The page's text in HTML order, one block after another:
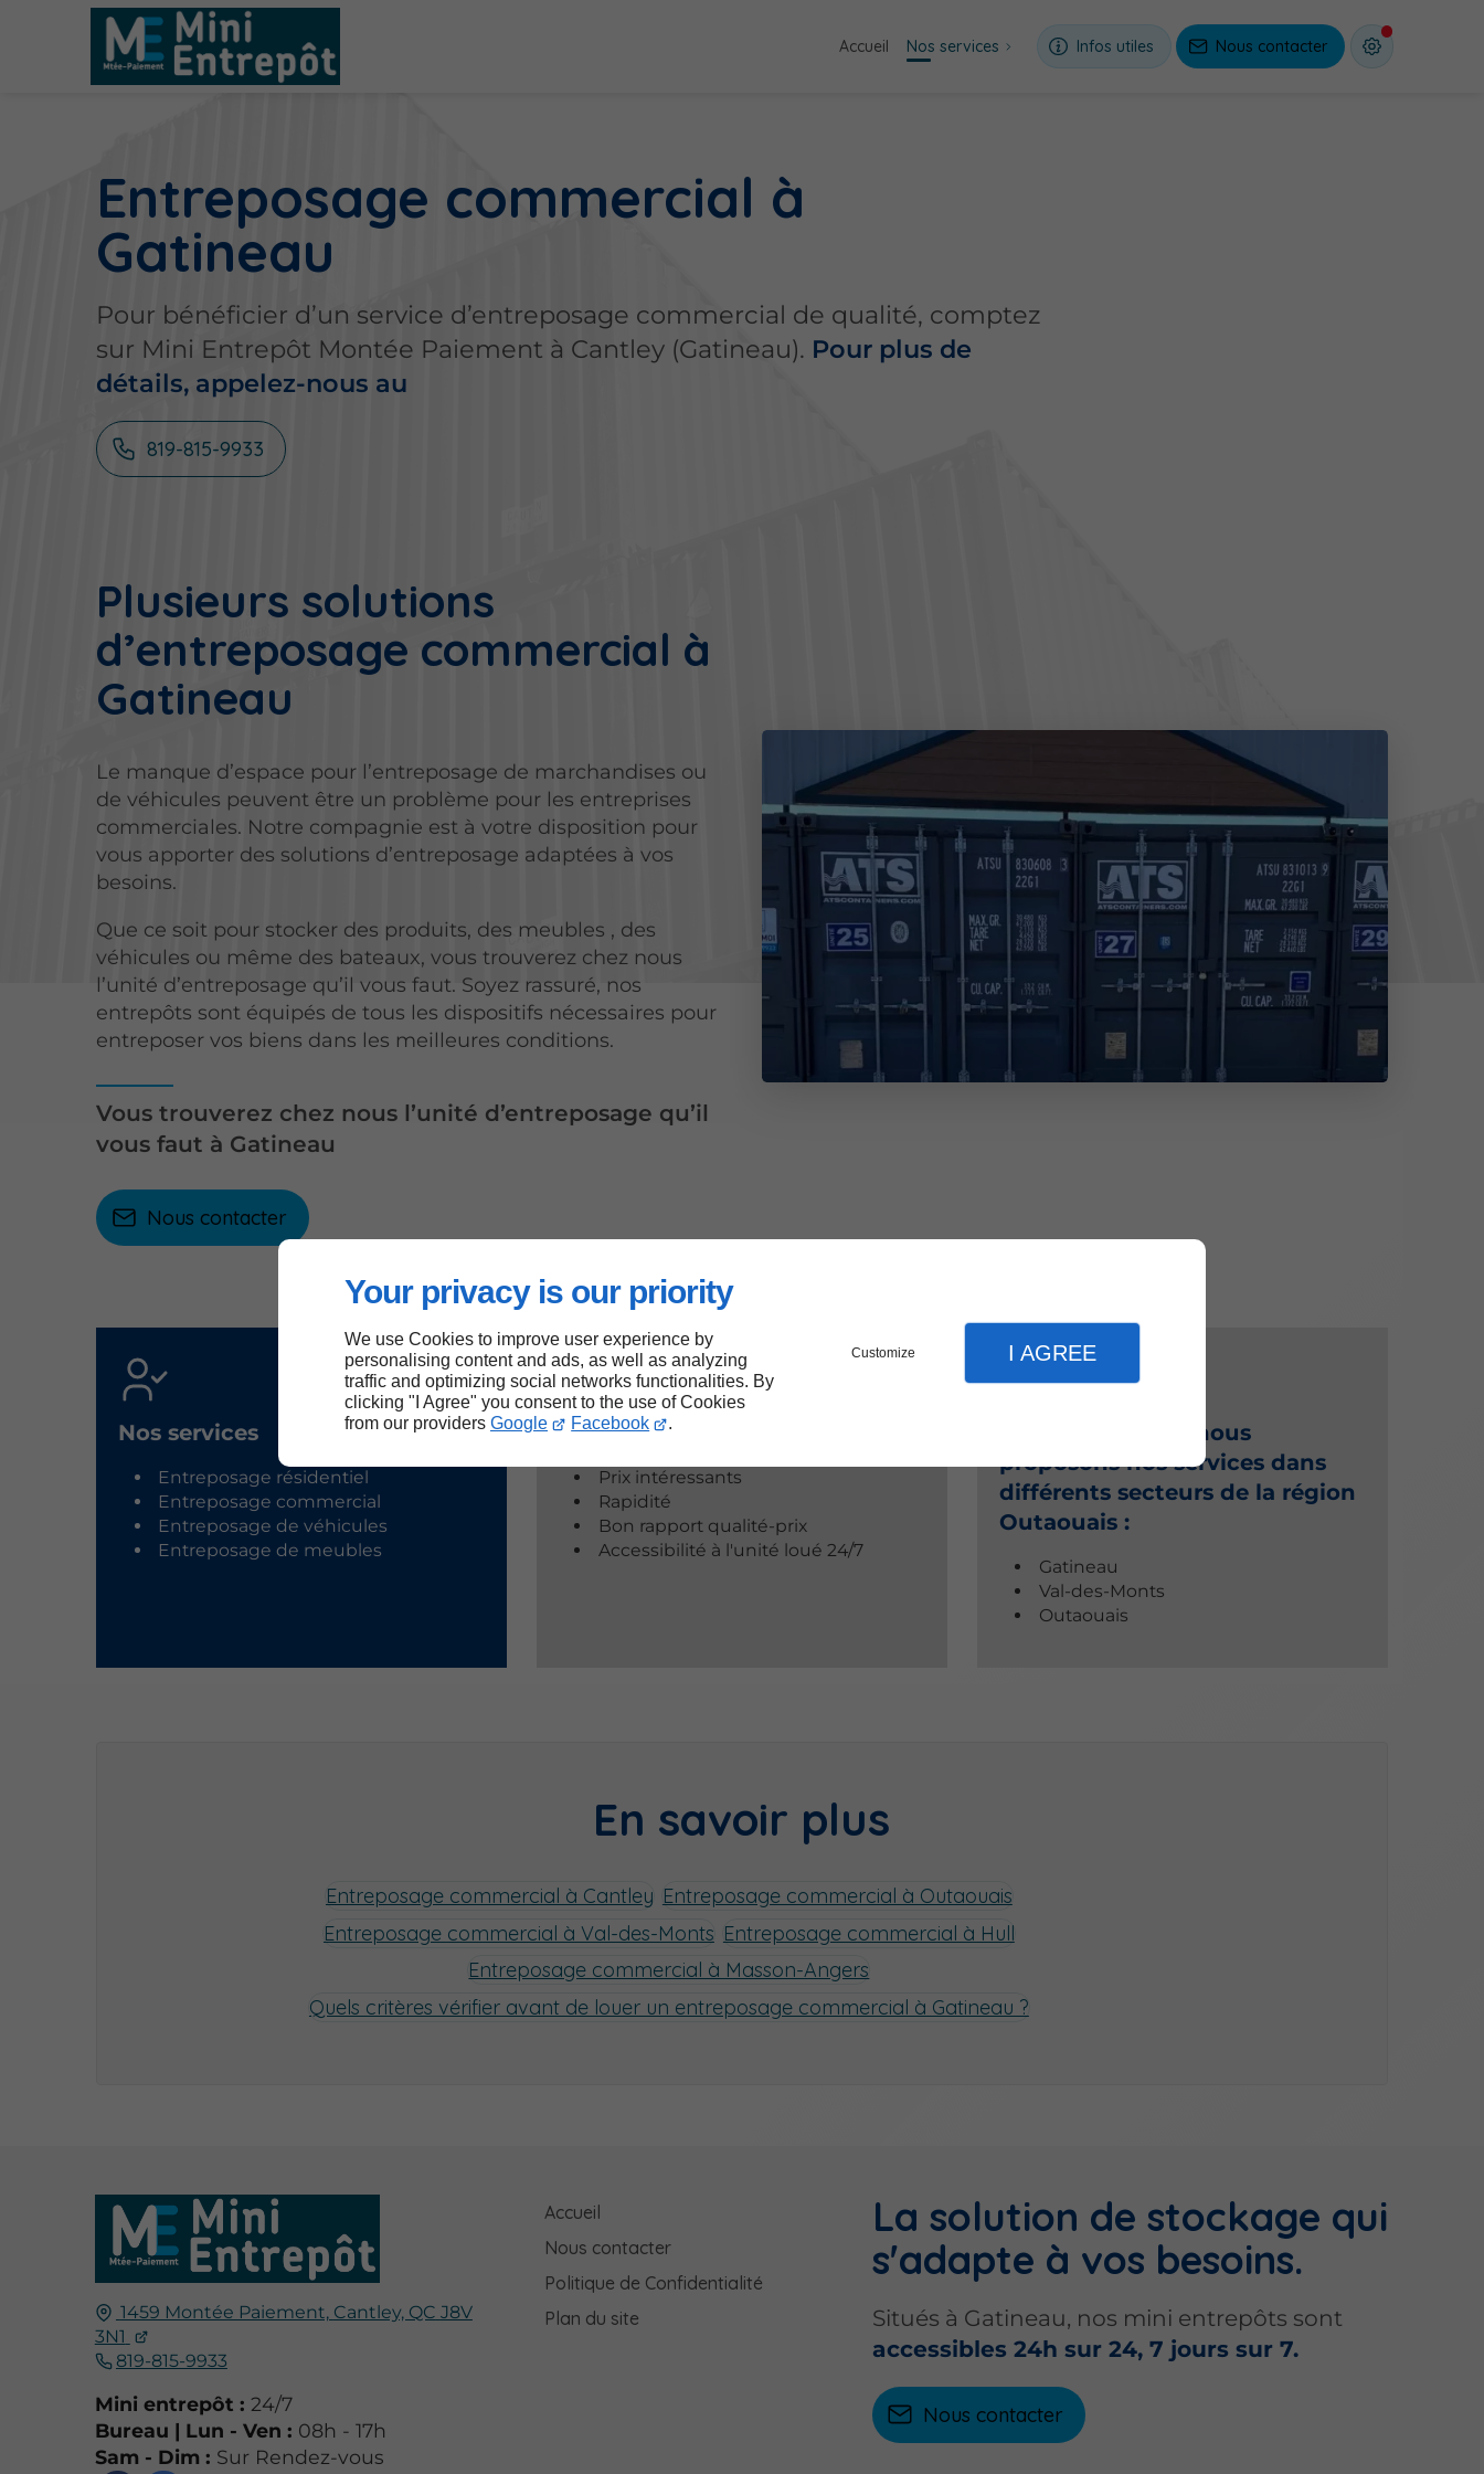
Your privacy is our priority
We use Cookies to improve user experience by
personalising content and ads, as well as analyzing
traffic and optimizing social networks functionalities. By
clicking "I Agree" you consent to the use of Cookies
from our providers Google Facebook .
Customize I AGREE
Accueil Nos services Infos utiles Nous contacter
Entreposage commercial à
Gatineau
Pour bénéficier d’un service d’entreposage commercial de qualité, comptez
sur Mini Entrepôt Montée Paiement à Cantley (Gatineau). Pour plus de
détails, appelez-nous au
819-815-9933
Plusieurs solutions
d’entreposage commercial à
Gatineau
Le manque d’espace pour l’entreposage de marchandises ou
de véhicules peuvent être un problème pour les entreprises
commerciales. Notre compagnie est à votre disposition pour
vous apporter des solutions d’entreposage adaptées à vos
besoins.
Que ce soit pour stocker des produits, des meubles , des
véhicules ou même des bateaux, vous trouverez chez nous
l’unité d’entreposage qu’il vous faut. Soyez rassuré, nos
entrepôts sont équipés de tous les dispositifs nécessaires pour
entreposer vos biens dans les meilleures conditions.
Vous trouverez chez nous l’unité d’entreposage qu’il
vous faut à Gatineau
Nous contacter
Nos services
Entreposage résidentiel
Entreposage commercial
Entreposage de véhicules
Entreposage de meubles
Nos atouts
Prix intéressants
Rapidité
Bon rapport qualité-prix
Accessibilité à l'unité loué 24/7
Situés à Cantley, nous
proposons nos services dans
différents secteurs de la région
Outaouais :
Gatineau
Val-des-Monts
Outaouais
En savoir plus
Entreposage commercial à Cantley Entreposage commercial à Outaouais
Entreposage commercial à Val-des-Monts Entreposage commercial à Hull
Entreposage commercial à Masson-Angers
Quels critères vérifier avant de louer un entreposage commercial à Gatineau ?
1459 Montée Paiement, Cantley, QC J8V
3N1
819-815-9933
Mini entrepôt : 24/7
Bureau | Lun - Ven : 08h - 17h
Sam - Dim : Sur Rendez-vous
Accueil
Nous contacter
Politique de Confidentialité
Plan du site
La solution de stockage qui
s'adapte à vos besoins.
Situés à Gatineau, nos mini entrepôts sont
accessibles 24h sur 24, 7 jours sur 7.
Nous contacter